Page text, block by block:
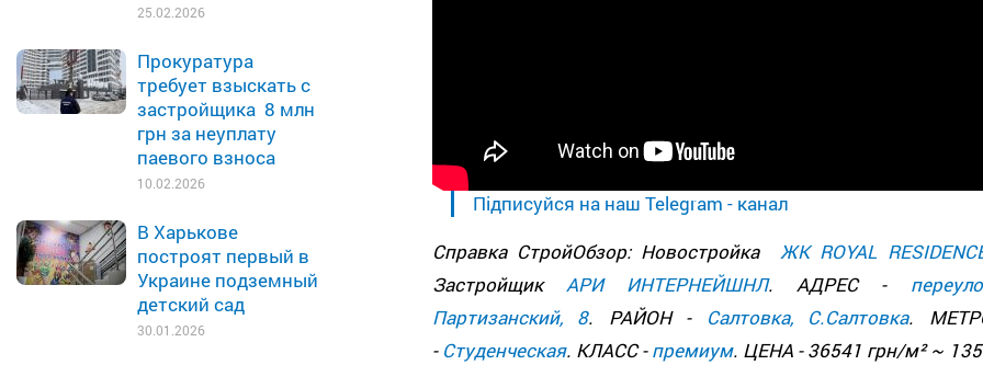
25.02.2026
Прокуратура
требует взыскать с
застройщика 8 млн
грн за неуплату
паевого взноса
10.02.2026
В Харькове
построят первый в
Украине подземный
детский сад
30.01.2026
Підписуйся на наш Telegram - канал
Справка СтройОбзор: Новостройка ЖК ROYAL
Застройщик АРИ ИНТЕРНЕЙШНЛ. АДРЕС -
Партизанский, 8. РАЙОН - Салтовка, С.Салтовка.
- Студенческая. КЛАСС -премиум. ЦЕНА - 36541 грн/м² ~